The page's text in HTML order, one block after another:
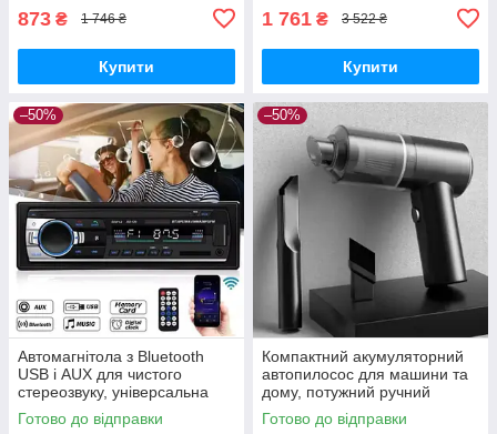
873 ₴ 1 746 ₴
Купити
1 761 ₴ 3 522 ₴
Купити
–50%
Автомагнітола з Bluetooth
USB і AUX для чистого
стереозвуку, універсальна
1DIN магнітола з FM і MP3-
плеєром
Готово до відправки
–50%
Компактний акумуляторний
автопилосос для машини та
дому, потужний ручний
пилосос з насадками та
фільтром для прибирання
Готово до відправки